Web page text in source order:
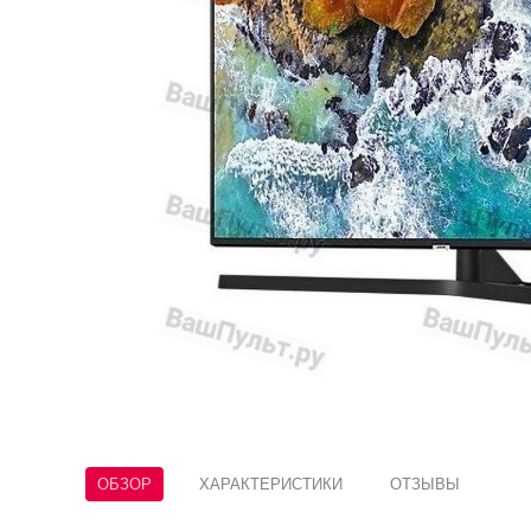
ОБЗОР ХАРАКТЕРИСТИКИ ОТЗЫВЫ